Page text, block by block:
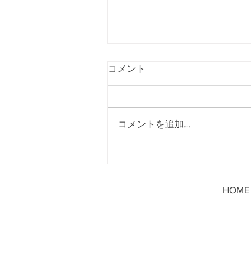
『BAYSOUND Fes2023』出
コメント
コメントを追加…
HOME